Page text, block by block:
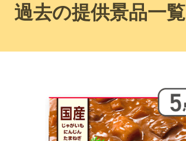
過去の提供景品一覧